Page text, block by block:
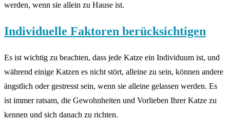
werden, wenn sie allein zu Hause ist.
Individuelle Faktoren berücksichtigen
Es ist wichtig zu beachten, dass jede Katze ein Individuum ist, und
während einige Katzen es nicht stört, alleine zu sein, können andere
ängstlich oder gestresst sein, wenn sie alleine gelassen werden. Es
ist immer ratsam, die Gewohnheiten und Vorlieben Ihrer Katze zu
kennen und sich danach zu richten.